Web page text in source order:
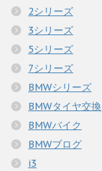
2シリーズ
3シリーズ
5シリーズ
7シリーズ
BMWシリーズ
BMWタイヤ交換
BMWバイク
BMWブログ
i3